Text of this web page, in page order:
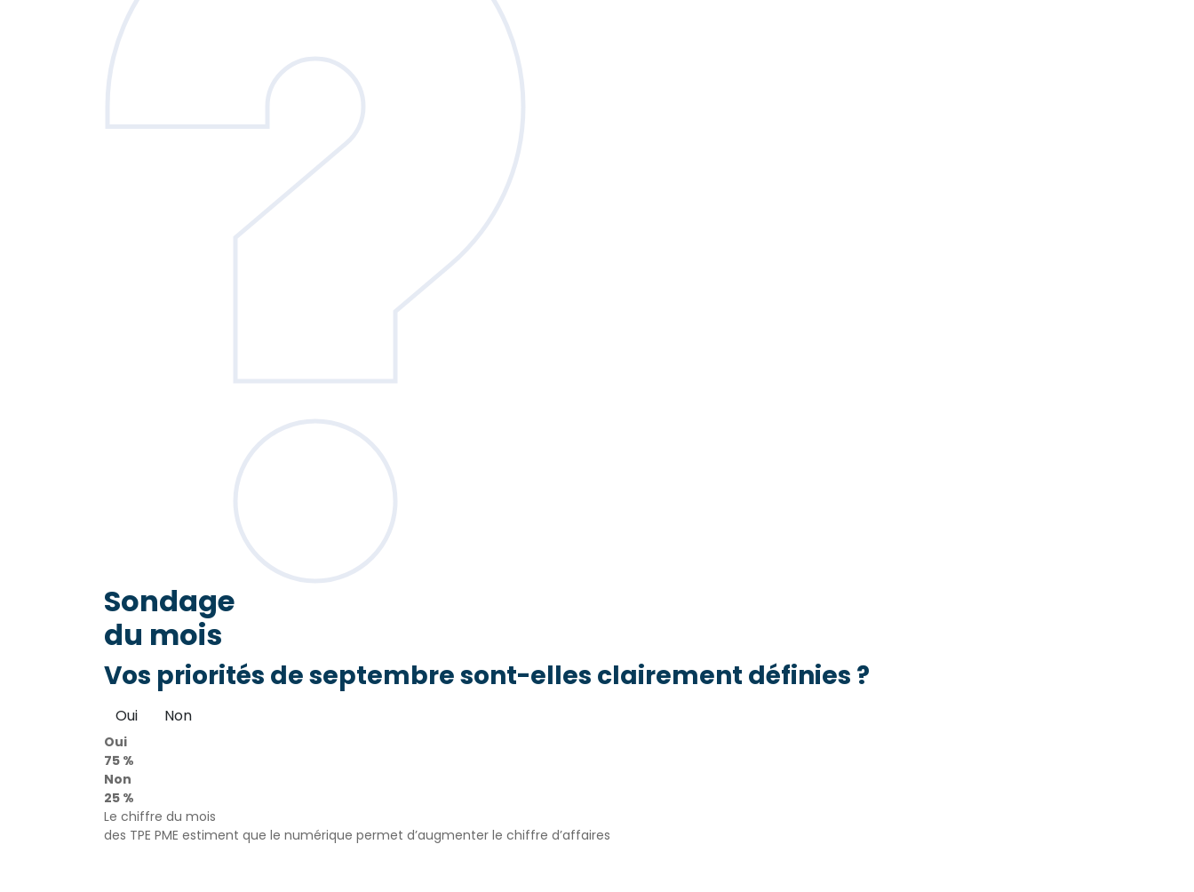
Sondage
du mois
Vos priorités de septembre sont-elles clairement définies ?
Oui Non
Oui
75 %
Non
25 %
Le chiffre du mois
des TPE PME estiment que le numérique permet d’augmenter le chiffre d’affaires